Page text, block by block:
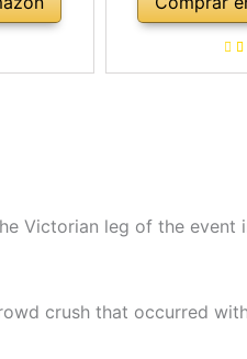
Niveles
Victorian leg of the event
crush that occurred